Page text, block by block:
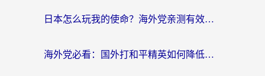
日本怎么玩我的使命？海外党亲测有效的国服游戏加速指南（附避坑技巧）
海外党必看：国外打和平精英如何降低延迟？附3款热门国服游戏加速方案